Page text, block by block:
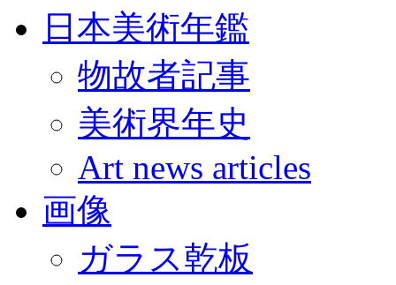
日本美術年鑑
物故者記事
美術界年史
Art news articles
画像
ガラス乾板